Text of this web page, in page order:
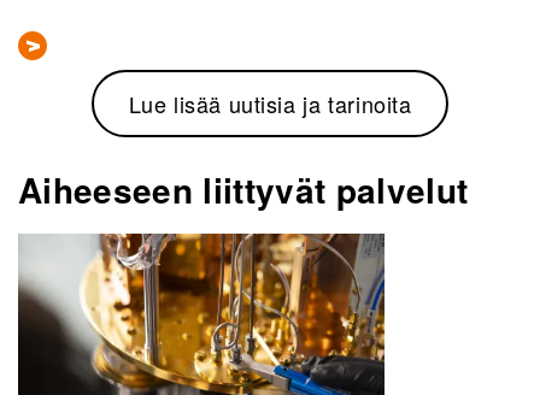
Lue lisää uutisia ja tarinoita
Aiheeseen liittyvät palvelut